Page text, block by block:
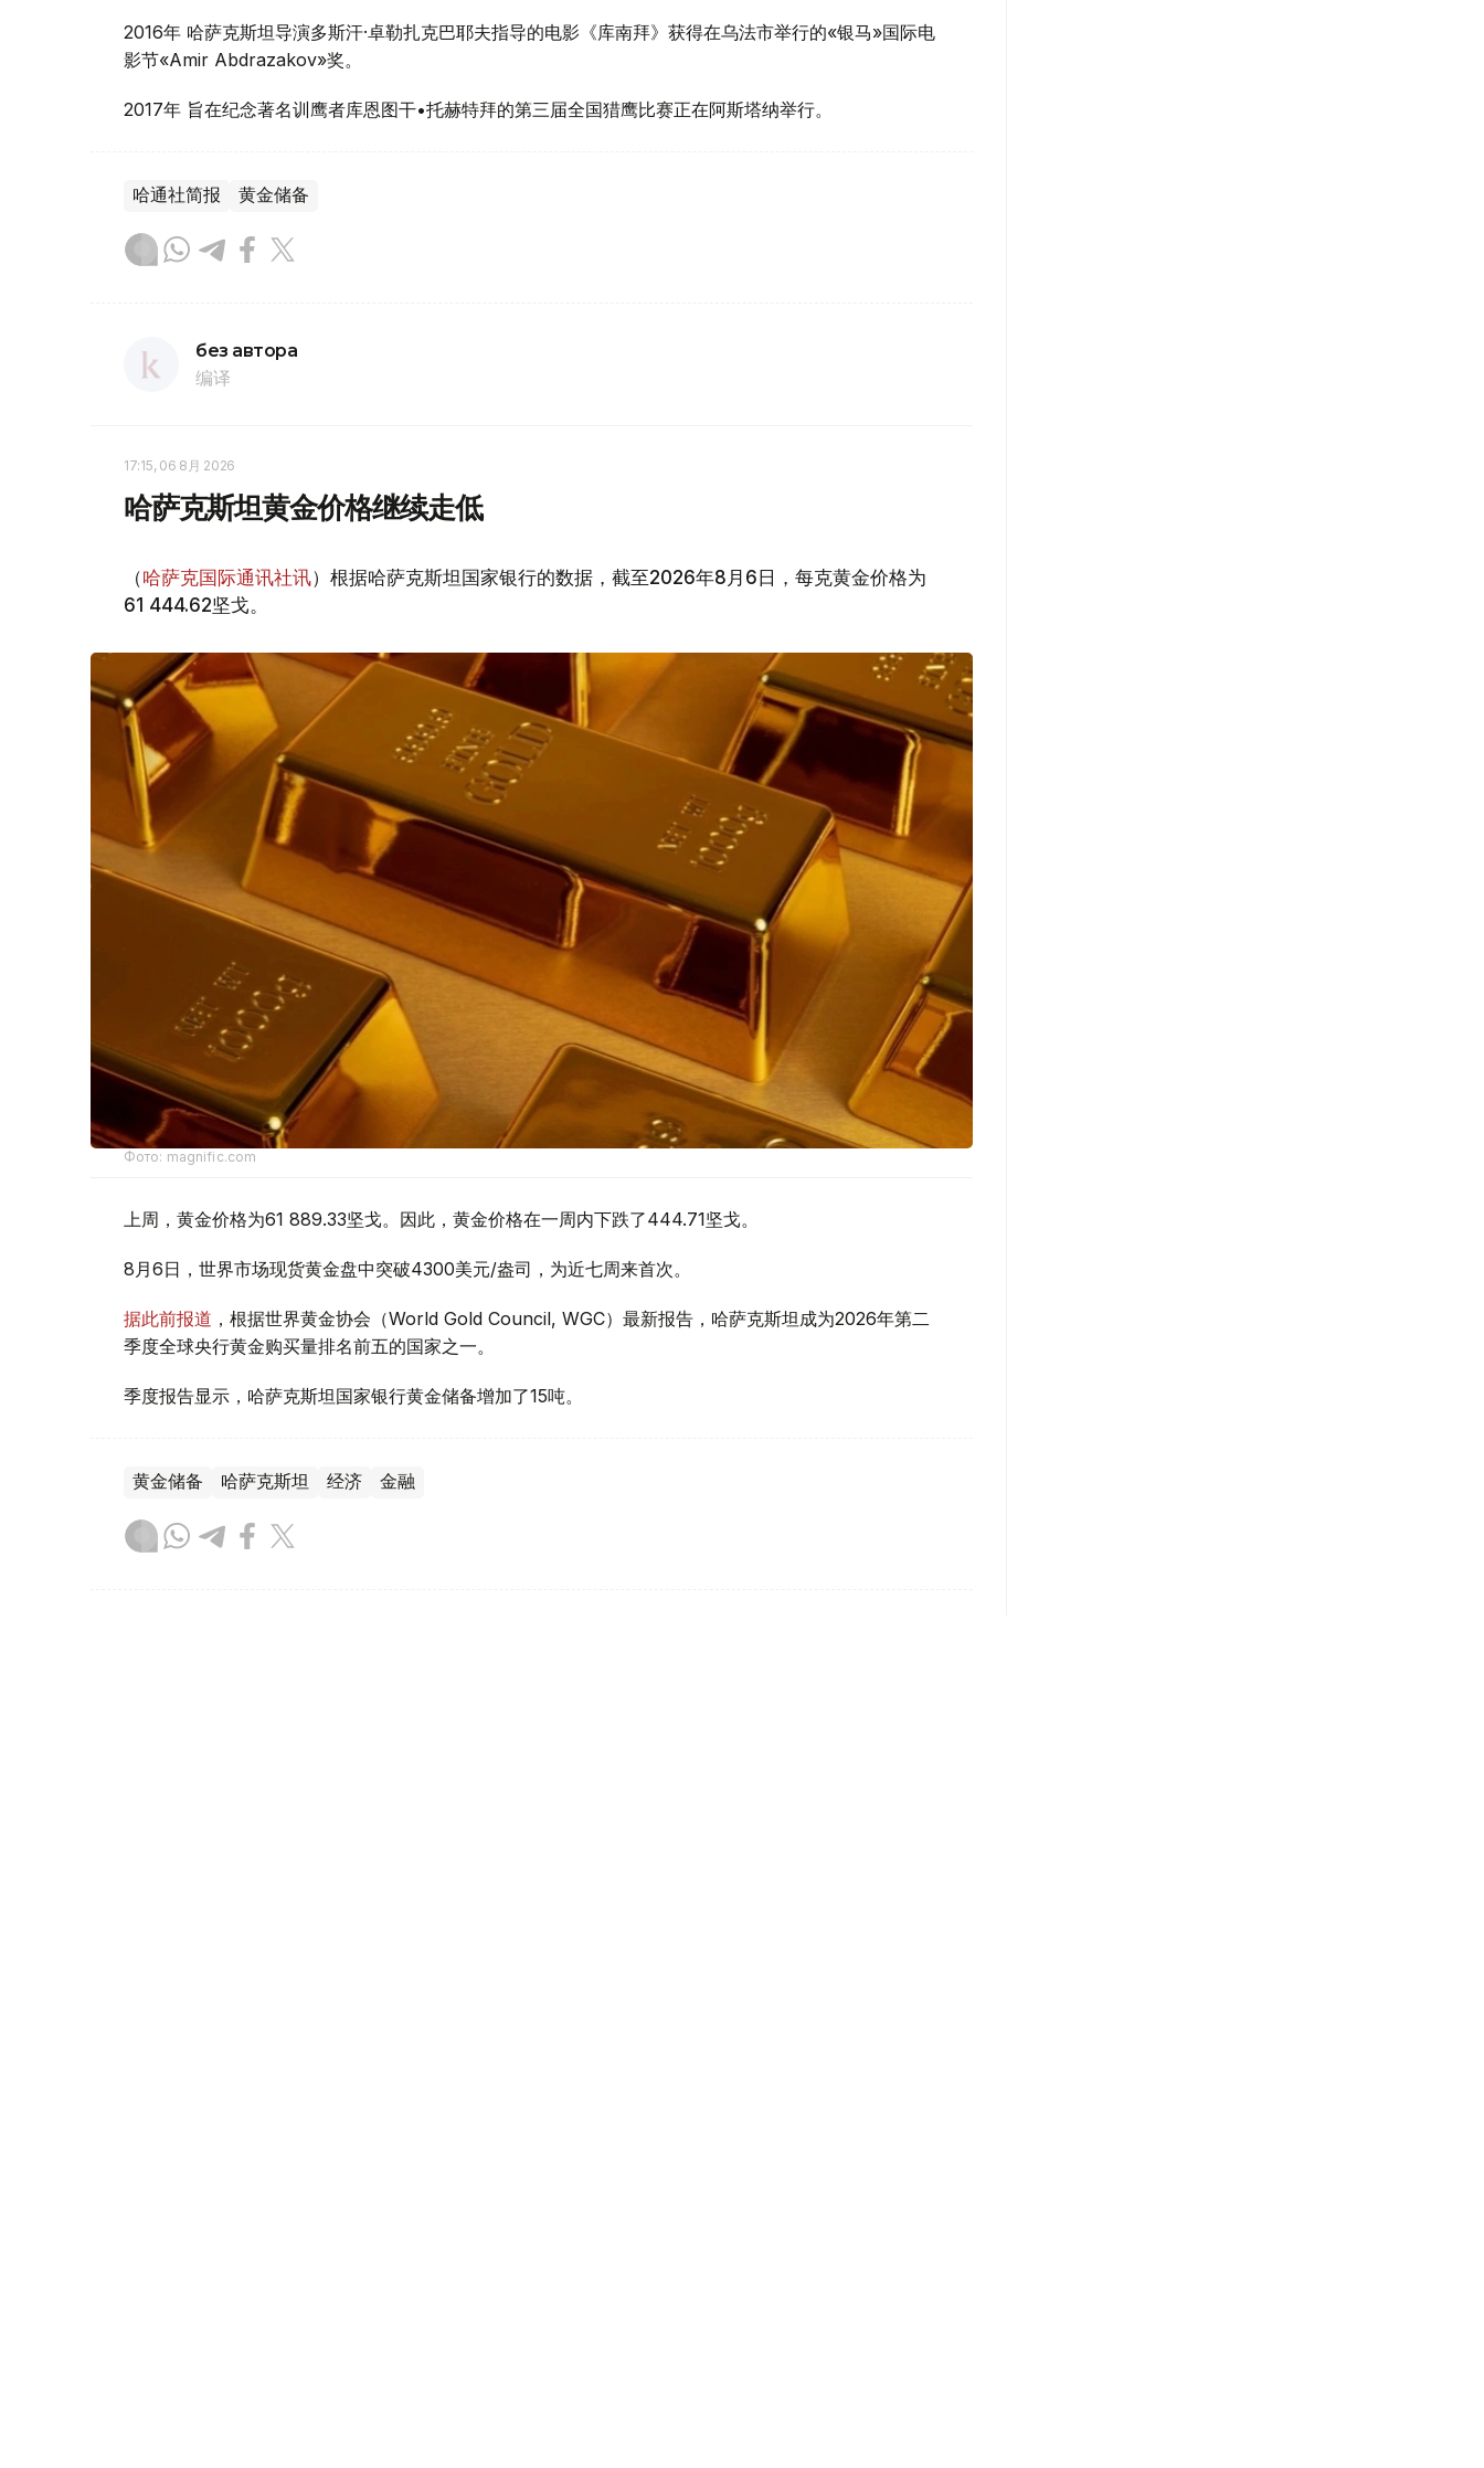
2016年 哈萨克斯坦导演多斯汗·卓勒扎克巴耶夫指导的电影《库南拜》获得在乌法市举行的«银马»国际电
影节«Amir Abdrazakov»奖。
2017年 旨在纪念著名训鹰者库恩图干•托赫特拜的第三届全国猎鹰比赛正在阿斯塔纳举行。
哈通社简报 黄金储备
без автора
编译
17:15, 06 8月 2026
哈萨克斯坦黄金价格继续走低
（哈萨克国际通讯社讯）根据哈萨克斯坦国家银行的数据，截至2026年8月6日，每克黄金价格为
61 444.62坚戈。
Фото: magnific.com
上周，黄金价格为61 889.33坚戈。因此，黄金价格在一周内下跌了444.71坚戈。
8月6日，世界市场现货黄金盘中突破4300美元/盎司，为近七周来首次。
据此前报道 ，根据世界黄金协会（World Gold Council, WGC）最新报告，哈萨克斯坦成为2026年第二
季度全球央行黄金购买量排名前五的国家之一。
季度报告显示，哈萨克斯坦国家银行黄金储备增加了15吨。
黄金储备 哈萨克斯坦 经济 金融